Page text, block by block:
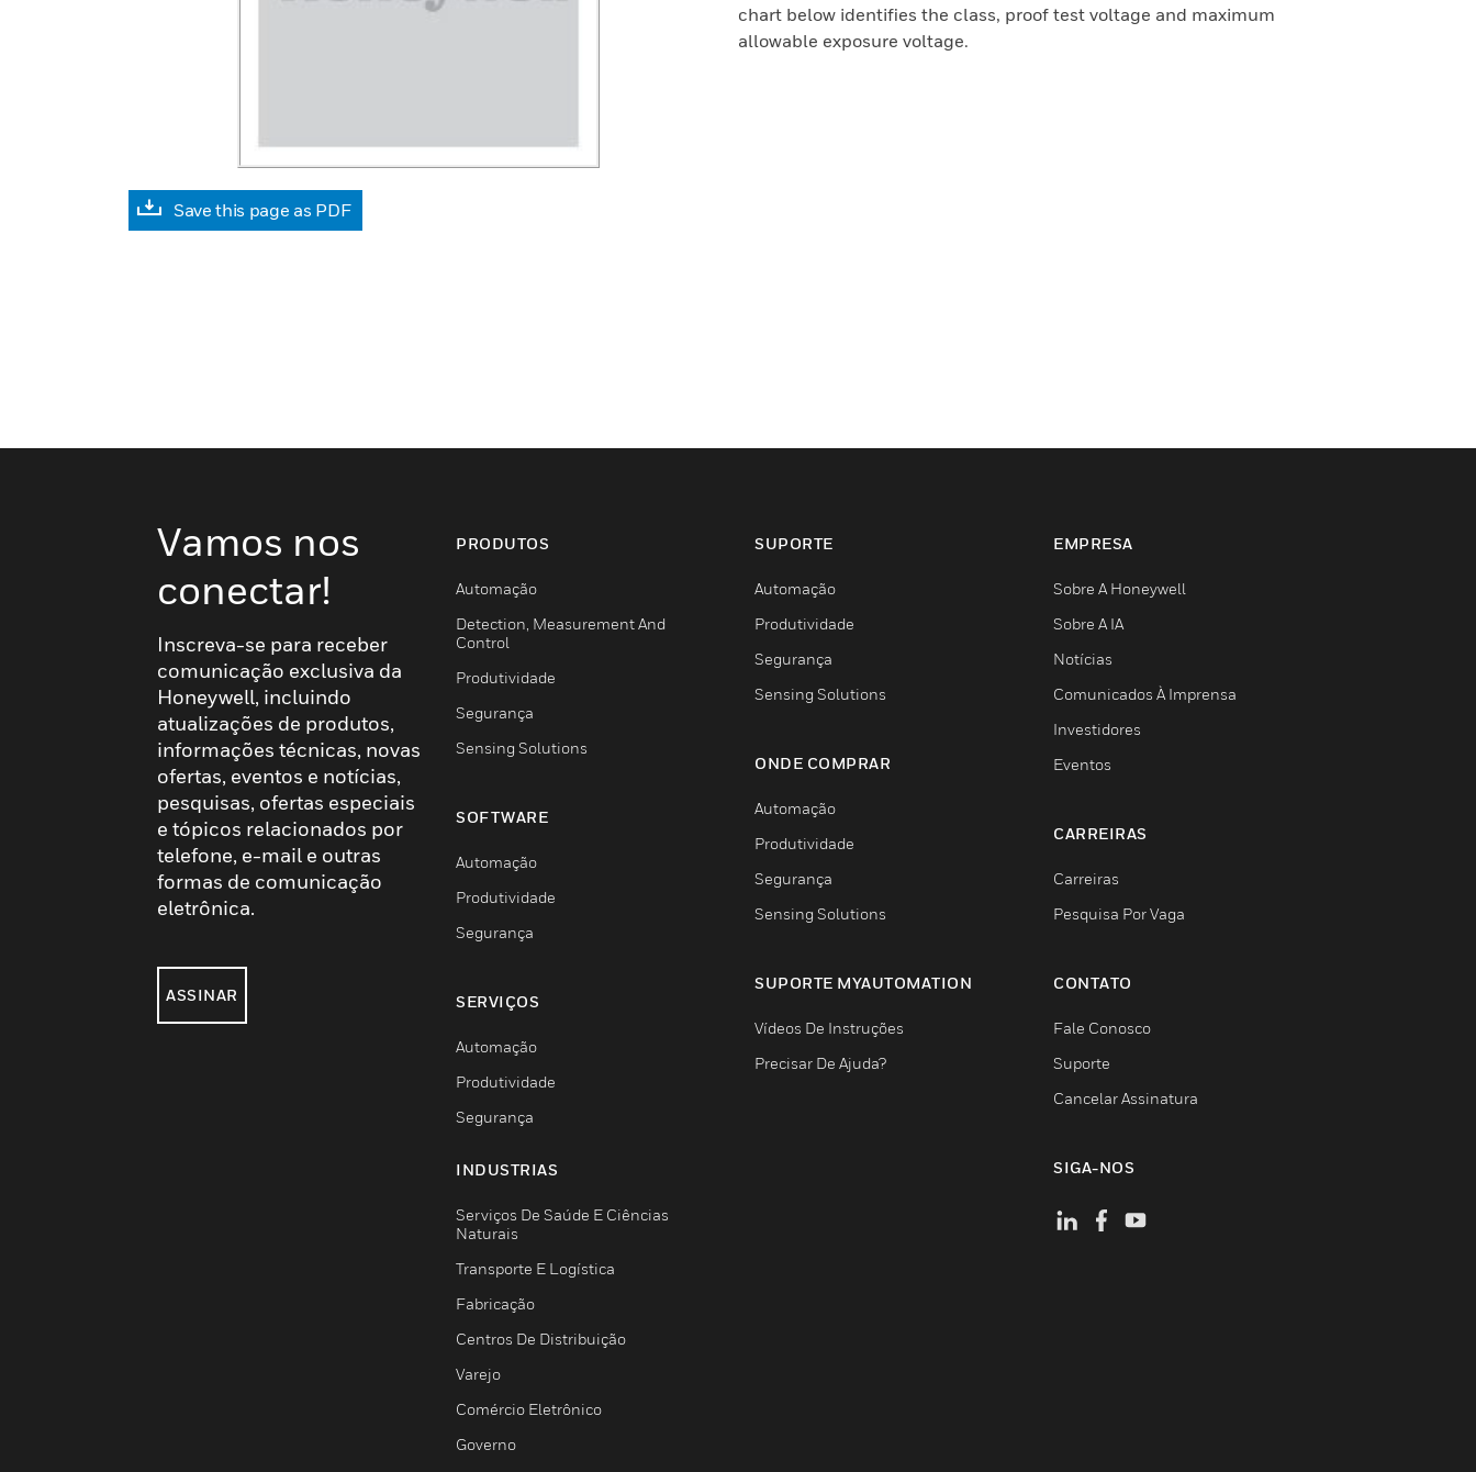
Save this page as PDF
chart below identifies the class, proof test voltage and maximum
allowable exposure voltage.
Vamos nos
conectar!
Inscreva-se para receber
comunicação exclusiva da
Honeywell, incluindo
atualizações de produtos,
informações técnicas, novas
ofertas, eventos e notícias,
pesquisas, ofertas especiais
e tópicos relacionados por
telefone, e-mail e outras
formas de comunicação
eletrônica.
ASSINAR
PRODUTOS
Automação
Detection, Measurement And
Control
Produtividade
Segurança
Sensing Solutions
SOFTWARE
Automação
Produtividade
Segurança
SERVIÇOS
Automação
Produtividade
Segurança
INDUSTRIAS
Serviços De Saúde E Ciências
Naturais
Transporte E Logística
Fabricação
Centros De Distribuição
Varejo
Comércio Eletrônico
Governo
SUPORTE
Automação
Produtividade
Segurança
Sensing Solutions
ONDE COMPRAR
Automação
Produtividade
Segurança
Sensing Solutions
SUPORTE MYAUTOMATION
Vídeos De Instruções
Precisar De Ajuda?
EMPRESA
Sobre A Honeywell
Sobre A IA
Notícias
Comunicados À Imprensa
Investidores
Eventos
CARREIRAS
Carreiras
Pesquisa Por Vaga
CONTATO
Fale Conosco
Suporte
Cancelar Assinatura
SIGA-NOS